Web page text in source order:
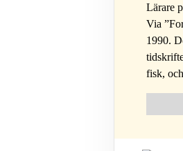
Lärare
Via
1990.
fisk,